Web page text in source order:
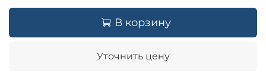
В корзину
Уточнить цену